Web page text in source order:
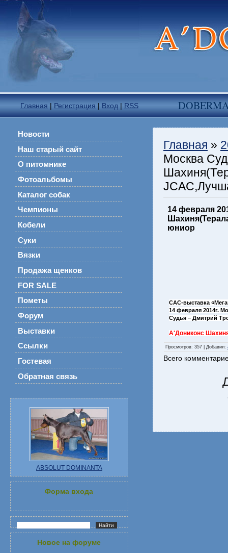
Главная | Регистрация | Вход | RSS
Новости
Наш старый сайт
О питомнике
Фотоальбомы
Каталог собак
Чемпионы
Кобели
Суки
Вязки
Продажа щенков
FOR SALE
Пометы
Форум
Выставки
Ссылки
Гостевая
Обратная связь
ABSOLUT DOMINANTA
Форма входа
Новое на форуме
Главная »
Москва
14 февраля
юниор
САС-выставка
14 февраля 2014г.
Судья – Дмитрий
А'Дониконс
Просмотров: 357 | Добавил:
Всего